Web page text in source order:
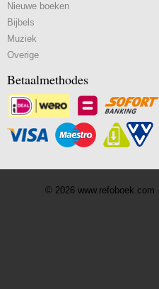
Nieuwe boeken
Bijbels
Muziek
Overige
Betaalmethodes
© 2026 www.refoboek.com